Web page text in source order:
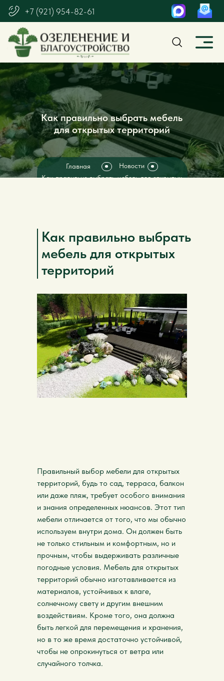
+7 (921) 954-82-61
Как правильно выбрать мебель
для открытых территорий
Как правильно выбрать мебель для открытых
Главная Новости
Как правильно выбрать
мебель для открытых
территорий
Правильный выбор мебели для открытых
территорий, будь то сад, терраса, балкон
или даже пляж, требует особого внимания
и знания определенных нюансов. Этот тип
мебели отличается от того, что мы обычно
используем внутри дома. Он должен быть
не только стильным и комфортным, но и
прочным, чтобы выдерживать различные
погодные условия. Мебель для открытых
территорий обычно изготавливается из
материалов, устойчивых к влаге,
солнечному свету и другим внешним
воздействиям. Кроме того, она должна
быть легкой для перемещения и хранения,
но в то же время достаточно устойчивой,
чтобы не опрокинуться от ветра или
случайного толчка.